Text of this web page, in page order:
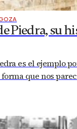
Piedra, su
es el ejemplo
que nos